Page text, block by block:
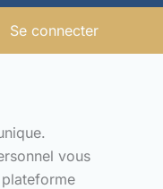
Se connecter
vous